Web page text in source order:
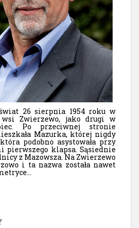
26 sierpnia 1954 roku w
Zwierzewo, jako drugi w
Po przeciwnej stronie
Mazurka, której nigdy
podobno asystowała przy
pierwszego klapsa. Sąsiednie
z Mazowsza. Na Zwierzewo
i ta nazwa została nawet